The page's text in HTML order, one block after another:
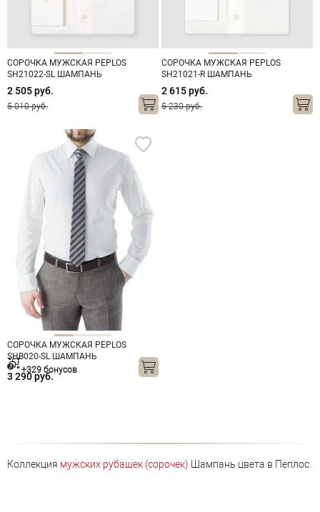
СОРОЧКА МУЖСКАЯ PEPLOS
SH21022-SL ШАМПАНЬ
2 505 руб.
5 010 руб.
СОРОЧКА МУЖСКАЯ PEPLOS
SH21021-R ШАМПАНЬ
2 615 руб.
5 230 руб.
СОРОЧКА МУЖСКАЯ PEPLOS
SHB020-SL ШАМПАНЬ
3 290 руб.
+329 бонусов
Коллекция мужских рубашек (сорочек) Шампань цвета в Пеплос.